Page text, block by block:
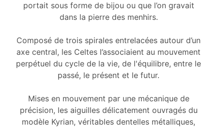
portait sous forme de bijou ou que l’on gravait
dans la pierre des menhirs.
Composé de trois spirales entrelacées autour d’un
axe central, les Celtes l’associaient au mouvement
perpétuel du cycle de la vie, de l'équilibre, entre le
passé, le présent et le futur.
Mises en mouvement par une mécanique de
précision, les aiguilles délicatement ouvragés du
modèle Kyrian, véritables dentelles métalliques,